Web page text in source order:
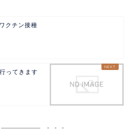
ワクチン接種
ってきます